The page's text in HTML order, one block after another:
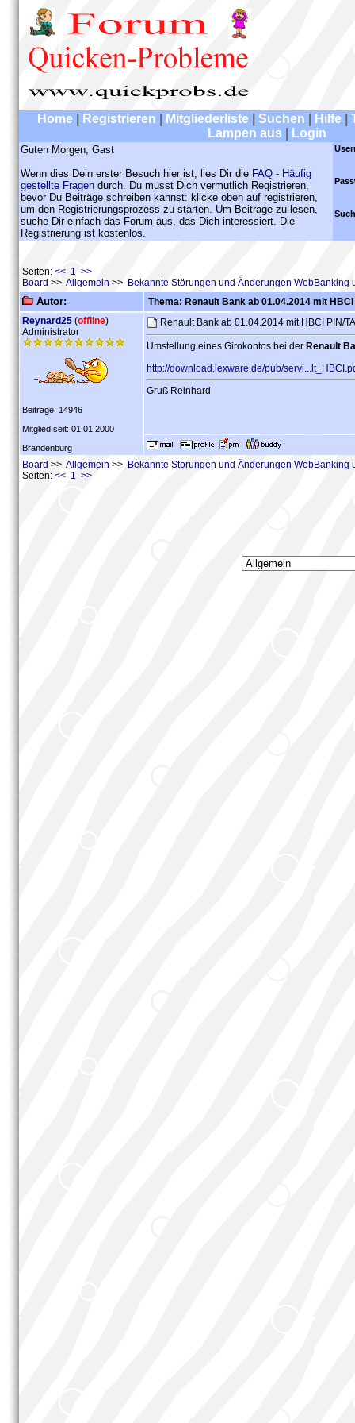
Home Registrieren Mitgliederliste Suchen Hilfe
Lampen aus
Login
Guten Morgen, Gast
Wenn dies Dein erster Besuch hier ist, lies Dir die FAQ - Häufig
gestellte Fragen durch. Du musst Dich vermutlich Registrieren,
bevor Du Beiträge schreiben kannst: klicke oben auf registrieren,
um den Registrierungsprozess zu starten. Um Beiträge zu lesen,
suche Dir einfach das Forum aus, das Dich interessiert. Die
Registrierung ist kostenlos.
Seiten: << 1 >>
Board >> Allgemein >> Bekannte Störungen und Änderungen WebBanking
Autor:
Thema: Renault Bank ab 01.04.2014 mit HBCI
Reynard25 (offline)
Administrator
Beiträge: 14946
Mitglied seit: 01.01.2000
Brandenburg
Renault Bank ab 01.04.2014 mit HBCI PIN/
Umstellung eines Girokontos bei der Renault
http://download.lexware.de/pub/
Gruß Reinhard
Board >> Allgemein >> Bekannte Störungen und Änderungen WebBanking
Seiten: << 1 >>